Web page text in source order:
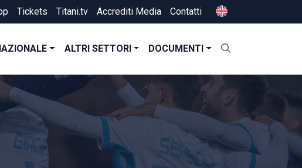
Tickets Titani.tv Accrediti Media Contatti
ALTRI SETTORI DOCUMENTI